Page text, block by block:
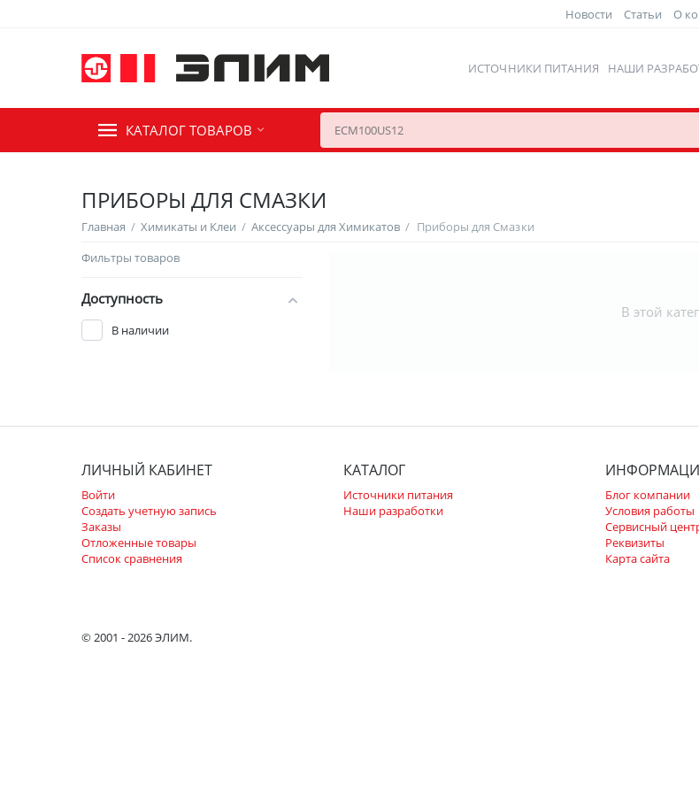
Новости Статьи О
ИСТОЧНИКИ ПИТАНИЯ НАШИ
КАТАЛОГ ТОВАРОВ
ПРИБОРЫ ДЛЯ СМАЗКИ
Главная / Химикаты и Клеи / Аксессуары для Химикатов / Приборы для Смазки
В этой
Фильтры товаров
Доступность
В наличии
ЛИЧНЫЙ КАБИНЕТ
Войти
Создать учетную запись
Заказы
Отложенные товары
Список сравнения
КАТАЛОГ
Источники питания
Наши разработки
Блог компании
Условия работы
Сервисный
Реквизиты
Карта сайта
© 2001 - 2026 ЭЛИМ.